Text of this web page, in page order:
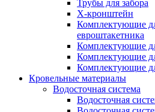
Трубы для забора
Х-кронштейн
Комплектующие
евроштакетника
Комплектующие
Комплектующие
Комплектующие
Кровельные материалы
Водосточная система
Водосточная